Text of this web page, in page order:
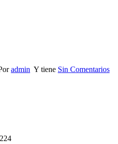
admin Y tiene Sin Comentarios
224